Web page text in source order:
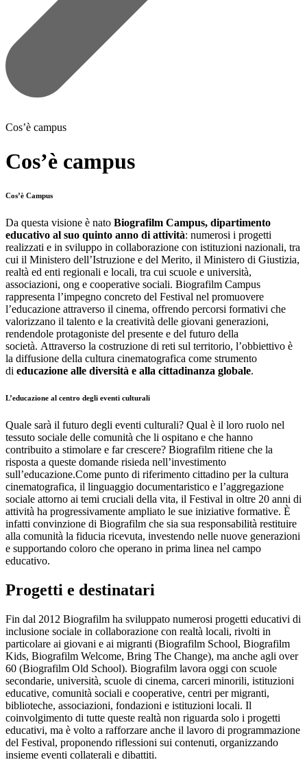
Cos’è campus
Cos’è campus
Cos’è Campus
Da questa visione è nato Biografilm Campus, dipartimento
educativo al suo quinto anno di attività: numerosi i progetti
realizzati e in sviluppo in collaborazione con istituzioni nazionali, tra
cui il Ministero dell’Istruzione e del Merito, il Ministero di Giustizia,
realtà ed enti regionali e locali, tra cui scuole e università,
associazioni, ong e cooperative sociali. Biografilm Campus
rappresenta l’impegno concreto del Festival nel promuovere
l’educazione attraverso il cinema, offrendo percorsi formativi che
valorizzano il talento e la creatività delle giovani generazioni,
rendendole protagoniste del presente e del futuro della
società. Attraverso la costruzione di reti sul territorio, l’obbiettivo è
la diffusione della cultura cinematografica come strumento
di educazione alle diversità e alla cittadinanza globale.
L’educazione al centro degli eventi culturali
Quale sarà il futuro degli eventi culturali? Qual è il loro ruolo nel
tessuto sociale delle comunità che li ospitano e che hanno
contribuito a stimolare e far crescere? Biografilm ritiene che la
risposta a queste domande risieda nell’investimento
sull’educazione.Come punto di riferimento cittadino per la cultura
cinematografica, il linguaggio documentaristico e l’aggregazione
sociale attorno ai temi cruciali della vita, il Festival in oltre 20 anni di
attività ha progressivamente ampliato le sue iniziative formative. È
infatti convinzione di Biografilm che sia sua responsabilità restituire
alla comunità la fiducia ricevuta, investendo nelle nuove generazioni
e supportando coloro che operano in prima linea nel campo
educativo.
Progetti e destinatari
Fin dal 2012 Biografilm ha sviluppato numerosi progetti educativi di
inclusione sociale in collaborazione con realtà locali, rivolti in
particolare ai giovani e ai migranti (Biografilm School, Biografilm
Kids, Biografilm Welcome, Bring The Change), ma anche agli over
60 (Biografilm Old School). Biografilm lavora oggi con scuole
secondarie, università, scuole di cinema, carceri minorili, istituzioni
educative, comunità sociali e cooperative, centri per migranti,
biblioteche, associazioni, fondazioni e istituzioni locali. Il
coinvolgimento di tutte queste realtà non riguarda solo i progetti
educativi, ma è volto a rafforzare anche il lavoro di programmazione
del Festival, proponendo riflessioni sui contenuti, organizzando
insieme eventi collaterali e dibattiti.